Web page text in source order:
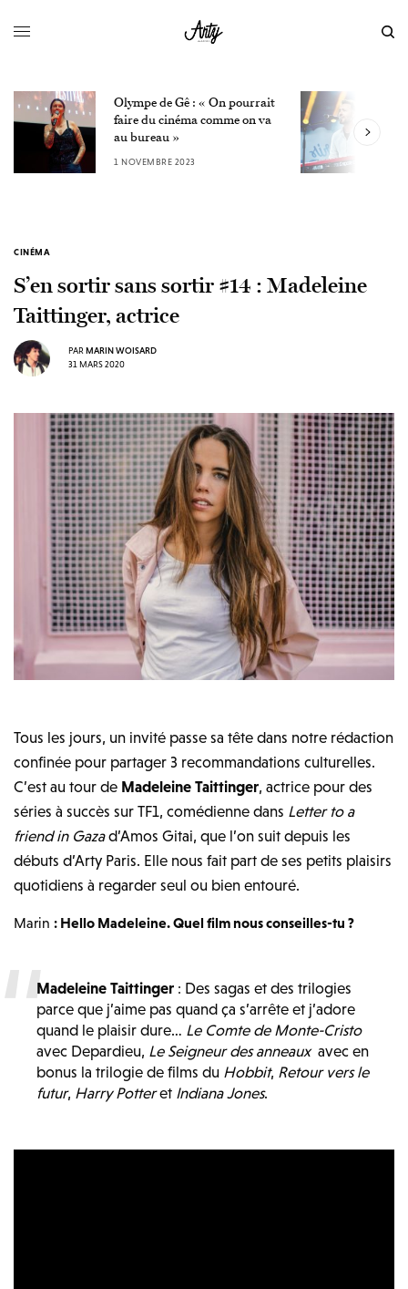
Olympe de Gê : « On pourrait
faire du cinéma comme on va
au bureau »
1 NOVEMBRE 2023
CINÉMA
S’en sortir sans sortir #14 : Madeleine
Taittinger, actrice
PAR MARIN WOISARD
31 MARS 2020
Tous les jours, un invité passe sa tête dans notre rédaction
confinée pour partager 3 recommandations culturelles.
C’est au tour de Madeleine Taittinger, actrice pour des
séries à succès sur TF1, comédienne dans Letter to a
friend in Gazad’Amos Gitai, que l’on suit depuis les
débuts d’Arty Paris. Elle nous fait part de ses petits plaisirs
quotidiens à regarder seul ou bien entouré.
Marin : Hello Madeleine. Quel film nous conseilles-tu ?
Madeleine Taittinger : Des sagas et des trilogies
parce que j’aime pas quand ça s’arrête et j’adore
quand le plaisir dure… Le Comte de Monte-Cristo
avec Depardieu, Le Seigneur des anneaux avec en
bonus la trilogie de films du Hobbit, Retour vers le
futur, Harry Potteret Indiana Jones.